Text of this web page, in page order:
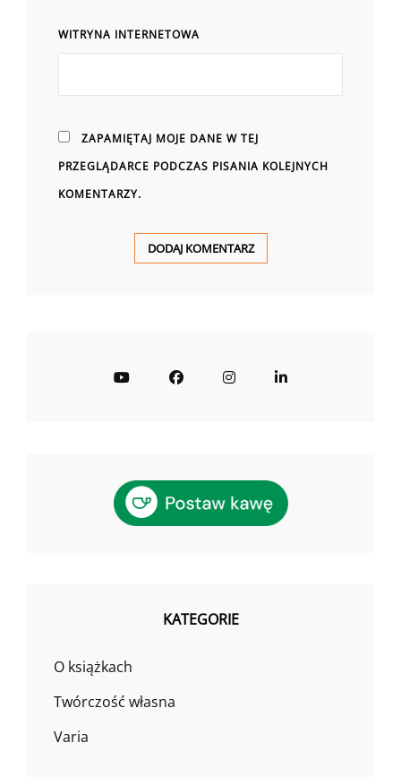
WITRYNA INTERNETOWA
ZAPAMIĘTAJ MOJE DANE W TEJ
PRZEGLĄDARCE PODCZAS PISANIA KOLEJNYCH
KOMENTARZY.
YouTubeFacebookInstagramLinkedIn
KATEGORIE
O książkach
Twórczość własna
Varia